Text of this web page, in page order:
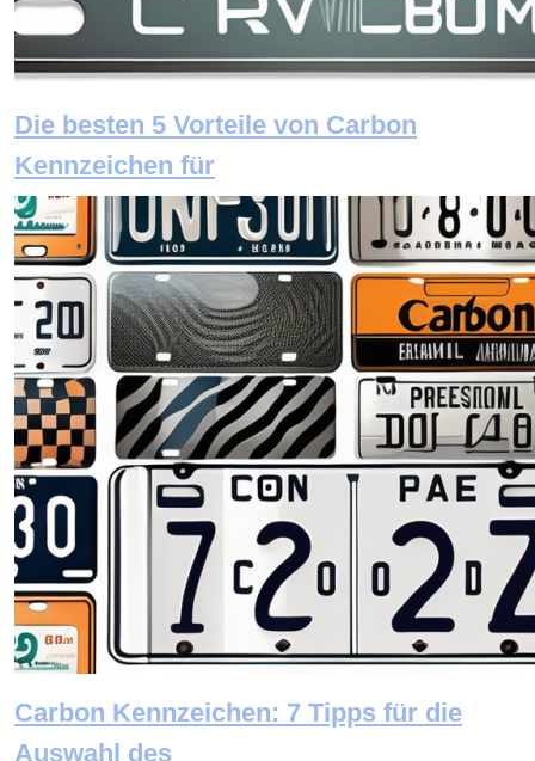
Die besten 5 Vorteile von Carbon
Kennzeichen für
Carbon Kennzeichen: 7 Tipps für die
Auswahl des